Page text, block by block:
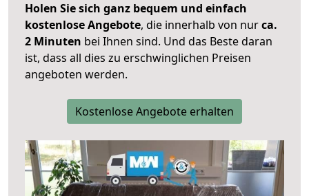
Holen Sie sich ganz bequem und einfach
kostenlose Angebote, die innerhalb von nurca.
2 Minuten bei Ihnen sind. Und das Beste daran
ist, dass all dies zu erschwinglichen Preisen
angeboten werden.
Kostenlose Angebote erhalten